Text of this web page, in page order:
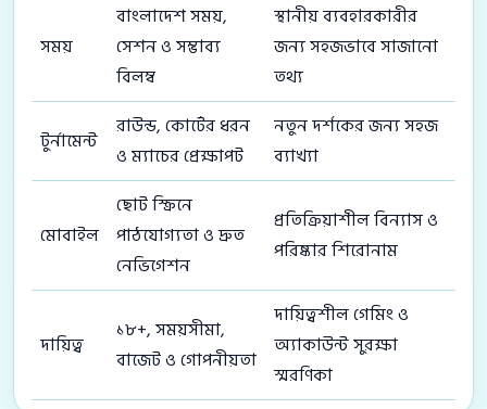
সময়
বাংলাদেশ সময়,
সেশন ও সম্ভাব্য
বিলম্ব
স্থানীয় ব্যবহারকারীর
জন্য সহজভাবে সাজানো
তথ্য
টুর্নামেন্ট
রাউন্ড, কোর্টের ধরন
ও ম্যাচের প্রেক্ষাপট
নতুন দর্শকের জন্য সহজ
ব্যাখ্যা
মোবাইল
ছোট স্ক্রিনে
পাঠযোগ্যতা ও দ্রুত
নেভিগেশন
প্রতিক্রিয়াশীল বিন্যাস ও
পরিষ্কার শিরোনাম
দায়িত্ব
১৮+, সময়সীমা,
বাজেট ও গোপনীয়তা
দায়িত্বশীল গেমিং ও
অ্যাকাউন্ট সুরক্ষা
স্মরণিকা